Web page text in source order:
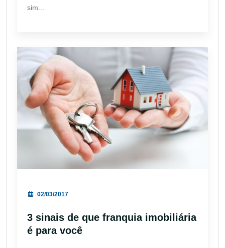
sim...
02/03/2017
3 sinais de que franquia imobiliária
é para você